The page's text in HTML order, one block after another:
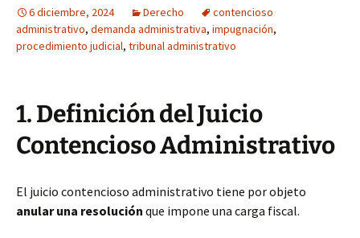
6 diciembre, 2024 Derecho
contencioso
administrativo, demanda administrativa, impugnación,
procedimiento judicial, tribunal administrativo
1. Definición del Juicio
Contencioso Administrativo
El juicio contencioso administrativo tiene por objeto
anular una resolución que impone una carga fiscal.